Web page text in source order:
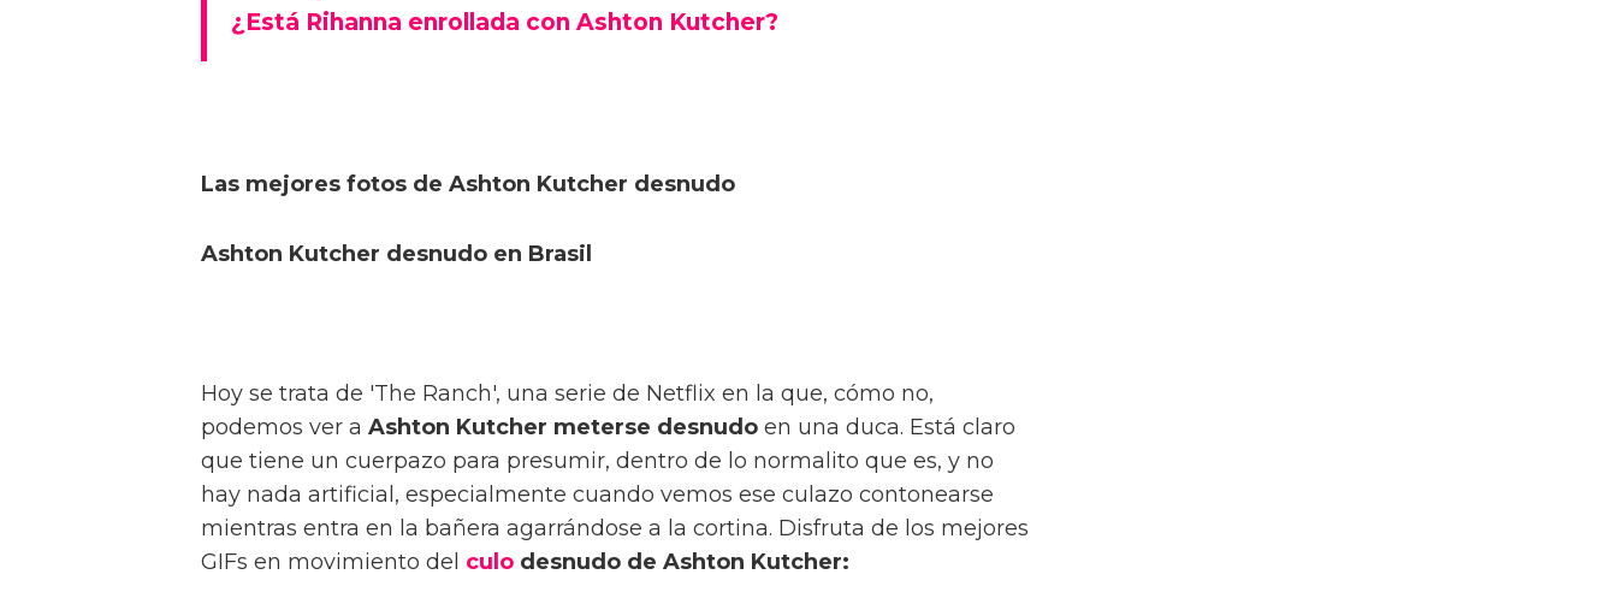
¿Está Rihanna enrollada con Ashton Kutcher?
Las mejores fotos de Ashton Kutcher desnudo
Ashton Kutcher desnudo en Brasil
Hoy se trata de 'The Ranch', una serie de Netflix en la que, cómo no,
podemos ver a Ashton Kutcher meterse desnudo en una duca. Está claro
que tiene un cuerpazo para presumir, dentro de lo normalito que es, y no
hay nada artificial, especialmente cuando vemos ese culazo contonearse
mientras entra en la bañera agarrándose a la cortina. Disfruta de los mejores
GIFs en movimiento del culo desnudo de Ashton Kutcher: